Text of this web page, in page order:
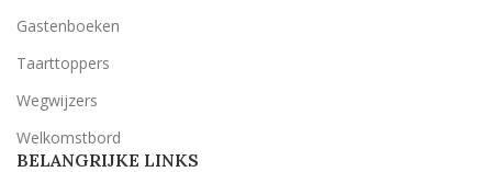
Gastenboeken
Taarttoppers
Wegwijzers
Welkomstbord
BELANGRIJKE LINKS